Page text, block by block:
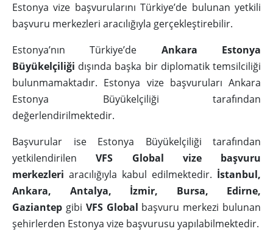
Estonya vize başvurularını Türkiye’de bulunan yetkili
başvuru merkezleri aracılığıyla gerçekleştirebilir.
Estonya’nın Türkiye’de Ankara Estonya
Büyükelçiliği dışında başka bir diplomatik temsilciliği
bulunmamaktadır. Estonya vize başvuruları Ankara
Estonya Büyükelçiliği tarafından
değerlendirilmektedir.
Başvurular ise Estonya Büyükelçiliği tarafından
yetkilendirilenVFS Global vize başvuru
merkezleri aracılığıyla kabul edilmektedir. İstanbul,
Ankara, Antalya, İzmir, Bursa, Edirne,
Gaziantep gibi VFS Global başvuru merkezi bulunan
şehirlerden Estonya vize başvurusu yapılabilmektedir.